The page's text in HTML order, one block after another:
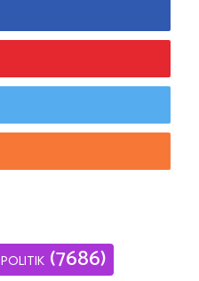
POLITIK (7686)